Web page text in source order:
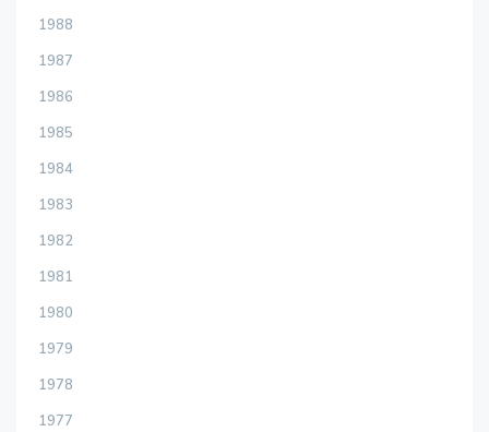
1988
1987
1986
1985
1984
1983
1982
1981
1980
1979
1978
1977